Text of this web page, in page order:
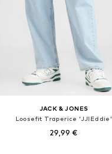
JACK & JONES
Loosefit Traperice 'JJIEddie'
29,99 €